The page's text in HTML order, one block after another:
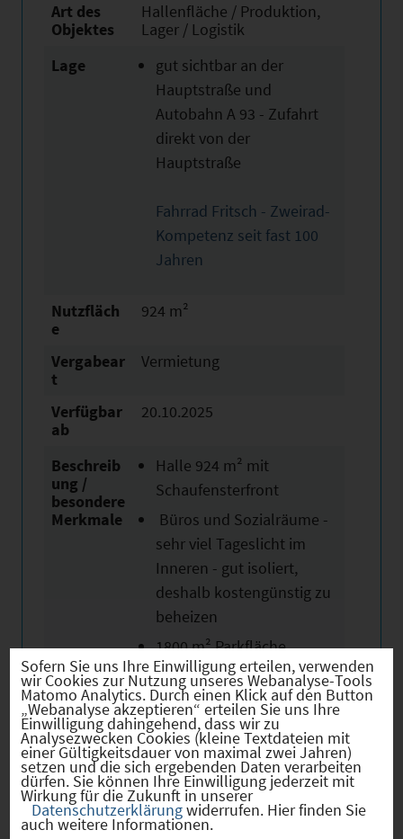
Art des
Objektes
Hallenfläche / Produktion,
Lager / Logistik
Lage
gut sichtbar an der
Hauptstraße und
Autobahn A 93 - Zufahrt
direkt von der
Hauptstraße
Fahrrad Fritsch - Zweirad-
Kompetenz seit fast 100
Jahren
Nutzfläch
e
924 m²
Vergabear
t
Vermietung
Verfügbar
ab
20.10.2025
Beschreib
ung /
besondere
Merkmale
Halle 924 m² mit
Schaufensterfront
Büros und Sozialräume -
sehr viel Tageslicht im
Inneren - gut isoliert,
deshalb kostengünstig zu
beheizen
1800 m² Parkfläche
Wir weisen ausdrücklich darauf hin, dass
vorstehende Informationen auf den Angaben des
Anbieters beruhen und von uns nicht auf
Sofern Sie uns Ihre Einwilligung erteilen, verwenden
wir Cookies zur Nutzung unseres Webanalyse-Tools
Matomo Analytics. Durch einen Klick auf den Button
„Webanalyse akzeptieren“ erteilen Sie uns Ihre
Einwilligung dahingehend, dass wir zu
Analysezwecken Cookies (kleine Textdateien mit
einer Gültigkeitsdauer von maximal zwei Jahren)
setzen und die sich ergebenden Daten verarbeiten
dürfen. Sie können Ihre Einwilligung jederzeit mit
Wirkung für die Zukunft in unserer
Datenschutzerklärungwiderrufen. Hier finden Sie
auch weitere Informationen.